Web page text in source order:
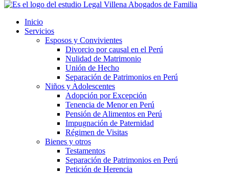
Inicio
Servicios
Esposos y Convivientes
Divorcio por causal en el Perú
Nulidad de Matrimonio
Unión de Hecho
Separación de Patrimonios en Perú
Niños y Adolescentes
Adopción por Excepción
Tenencia de Menor en Perú
Pensión de Alimentos en Perú
Impugnación de Paternidad
Régimen de Visitas
Bienes y otros
Testamentos
Separación de Patrimonios en Perú
Petición de Herencia